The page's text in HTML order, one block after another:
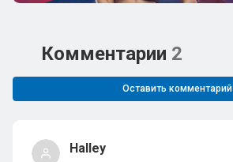
Комментарии 2
Оставить комментарий
Halley